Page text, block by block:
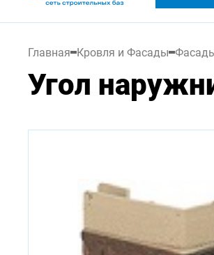
Распродажа
Главная Кровля и Фасады
Угол